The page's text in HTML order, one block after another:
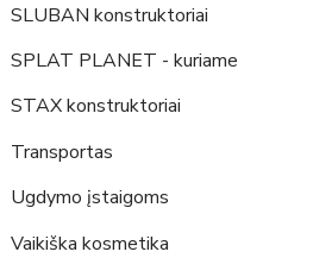
SLUBAN konstruktoriai
SPLAT PLANET - kuriame
STAX konstruktoriai
Transportas
Ugdymo įstaigoms
Vaikiška kosmetika